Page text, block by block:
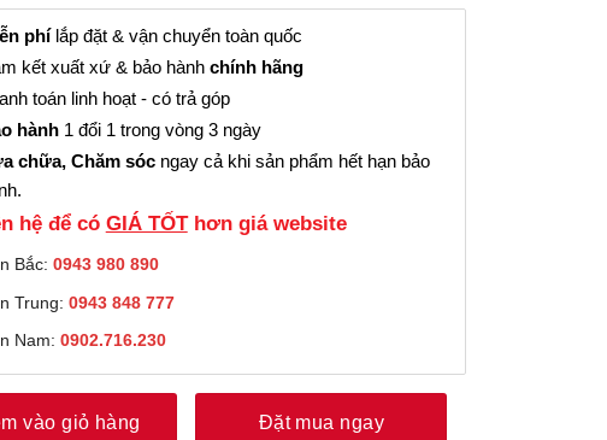
phílắp đặt & vận chuyển toàn quốc
kết xuất xứ & bảo hành chính hãng
toán linh hoạt - có trả góp
hành 1 đổi 1 trong vòng 3 ngày
chữa, Chăm sóc ngay cả khi sản phẩm hết hạn bảo
hệ để có GIÁ TỐThơn giá website
Bắc: 0943 980 890
Trung: 0943 848 777
Nam: 0902.716.230
vào giỏ hàng Đặt mua ngay